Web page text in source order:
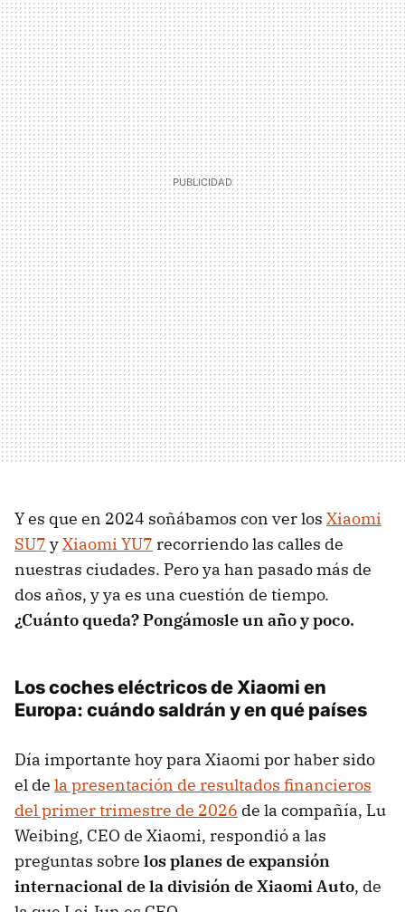
Y es que en 2024 soñábamos con ver los Xiaomi
SU7 yXiaomi YU7 recorriendo las calles de
nuestras ciudades. Pero ya han pasado más de
dos años, y ya es una cuestión de tiempo.
¿Cuánto queda? Pongámosle un año y poco.
Los coches eléctricos de Xiaomi en
Europa: cuándo saldrán y en qué países
Día importante hoy para Xiaomi por haber sido
el de la presentación de resultados financieros
del primer trimestre de 2026 de la compañía, Lu
Weibing, CEO de Xiaomi, respondió a las
preguntas sobre los planes de expansión
internacional de la división de Xiaomi Auto, de